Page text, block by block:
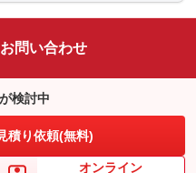
：装備なし
ルーフレール
：装備なし
：装備なし
問い合わせ
が検討中
積り依頼(無料)
オンライン